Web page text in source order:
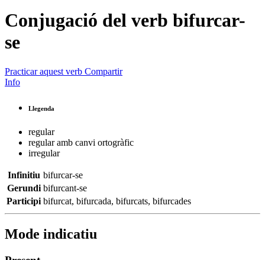
Conjugació del verb bifurcar-
se
Practicar aquest verb Compartir
Info
Llegenda
regular
regular amb canvi ortogràfic
irregular
Infinitiu bifurcar-se
Gerundi bifurcant-se
Participi bifurcat, bifurcada, bifurcats, bifurcades
Mode indicatiu